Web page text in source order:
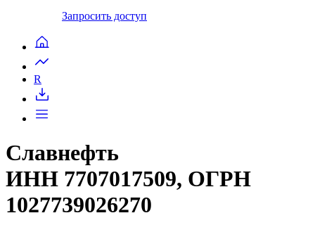
Запросить доступ
R
Славнефть
ИНН 7707017509, ОГРН
1027739026270